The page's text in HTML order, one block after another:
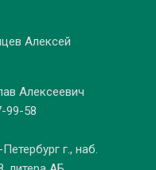
Алексей
Алексеевич
99-58
г., наб.